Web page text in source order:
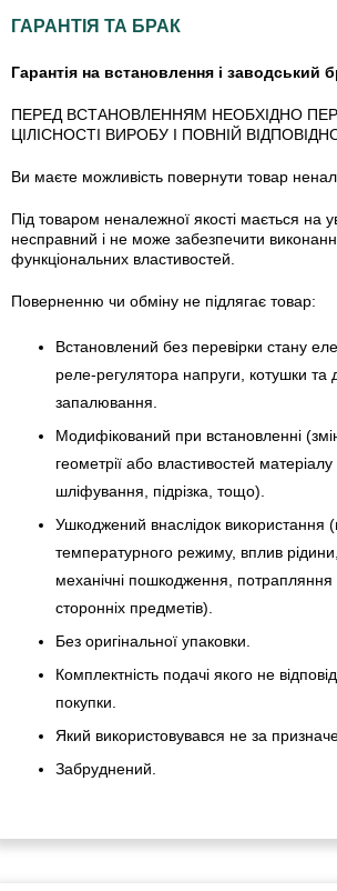
ГАРАНТІЯ ТА БРАК
Гарантія на встановлення і заводський
ПЕРЕД ВСТАНОВЛЕННЯМ НЕОБХІДНО
ЦІЛІСНОСТІ ВИРОБУ І ПОВНІЙ
Ви маєте можливість повернути товар
Під товаром неналежної якості мається на
несправний і не може забезпечити
функціональних властивостей.
Поверненню чи обміну не підлягає товар:
Встановлений без перевірки стану
реле-регулято­ра напруги, котушки та
запалювання.
Модифікований при встановленні
геометрії або властивостей матеріалу
шліфування, підрізка, тощо).
Ушкоджений внаслідок використання
температурного режиму, вплив рідини,
механічні пошкодження, потрапляння
сторонніх предметів).
Без оригінальної упаковки.
Комплектність подачі якого не
покупки.
Який використовувався не за
Забруднений.